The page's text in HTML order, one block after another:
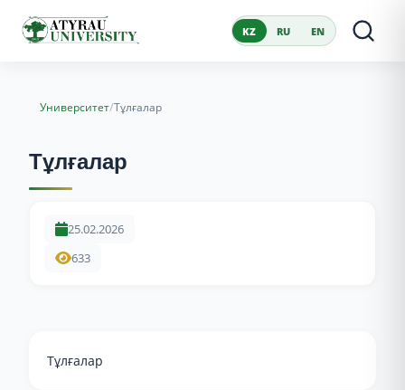
KZ RU EN
Университет/Тұлғалар
Тұлғалар
25.02.2026
633
Тұлғалар